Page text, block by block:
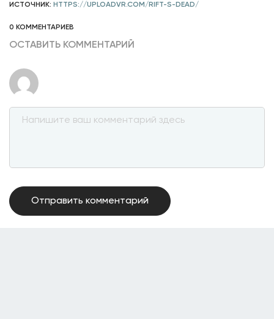
ИСТОЧНИК: HTTPS://UPLOADVR.COM/RIFT-S-DEAD/
0 КОММЕНТАРИЕВ
ОСТАВИТЬ КОММЕНТАРИЙ